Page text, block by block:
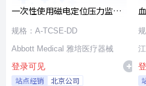
一次性使用磁电定位压力监测
消融导管
规格：A-TCSE-DD
Abbott Medical 雅培医疗器械
登录可见
站点经销 北京公司